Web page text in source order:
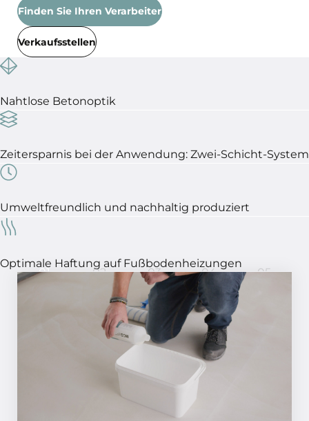
Finden Sie Ihren Verarbeiter
Verkaufsstellen
Nahtlose Betonoptik
Zeitersparnis bei der Anwendung: Zwei-Schicht-System
Umweltfreundlich und nachhaltig produziert
Optimale Haftung auf Fußbodenheizungen
01 02 03 04 05
In 5 Schritten ein perfektes
Ergebnis!
Tragen Sie die MCG-Grundierung
gleichmäßig mit einer Fleece- oder
Schaumstoffrolle auf. Die Trocknungszeit
beträgt etwa 1 Stunde (grifftrocken).